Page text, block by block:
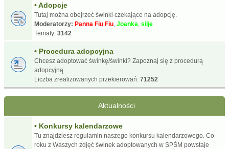
• Adopcje
Tutaj można obejrzeć świnki czekające na adopcję.
Moderatorzy: Panna Fiu Fiu, Joanka, silje
Tematy: 3142
• Procedura adopcyjna
Chcesz adoptować świnkę/świnki? Zapoznaj się z procedurą
adopcyjną.
Liczba zrealizowanych przekierowań: 71252
Aktualności
• Konkursy kalendarzowe
Tu znajdziesz regulamin naszego konkursu kalendarzowego. Co
roku z Waszych zdjęć świnek adoptowanych w SPŚM powstaje